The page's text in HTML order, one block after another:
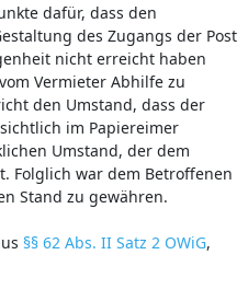
dafür, dass den
des Zugangs der Post
nicht erreicht haben
Vermieter Abhilfe zu
den Umstand, dass der
im Papiereimer
Umstand, der dem
Folglich war dem Betroffenen
Stand zu gewähren.
§§ 62 Abs. II Satz 2 OWiG,